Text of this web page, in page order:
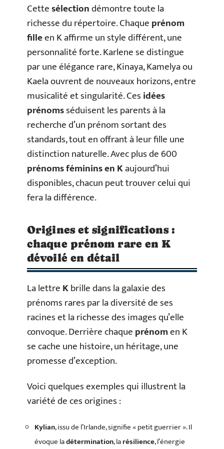
Cettesélectiondémontre toute la
richesse du répertoire. Chaqueprénom
filleen K affirme un style différent, une
personnalité forte. Karlene se distingue
par une élégance rare, Kinaya, Kamelya ou
Kaela ouvrent de nouveaux horizons, entre
musicalité et singularité. Cesidées
prénomsséduisent les parents à la
recherche d’un prénom sortant des
standards, tout en offrant à leur fille une
distinction naturelle. Avec plus de 600
prénoms féminins en Kaujourd’hui
disponibles, chacun peut trouver celui qui
fera la différence.
Origines et significations :
chaque prénom rare en K
dévoilé en détail
La lettreKbrille dans la galaxie des
prénoms rares par la diversité de ses
racines et la richesse des images qu’elle
convoque. Derrière chaqueprénomen K
se cache une histoire, un héritage, une
promesse d’exception.
Voici quelques exemples qui illustrent la
variété de ces origines :
Kylian, issu de l’Irlande, signifie « petit guerrier ». Il
évoque ladétermination, larésilience, l’énergie